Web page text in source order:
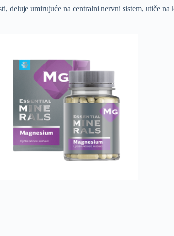
deluje umirujuće na centralni nervni sistem, utiče